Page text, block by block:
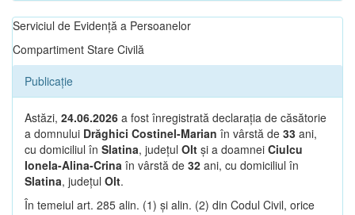
Serviciul de Evidență a Persoanelor
Compartiment Stare Civilă
Publicație
Astăzi, 24.06.2026 a fost înregistrată declarația de căsătorie
a domnului Drăghici Costinel-Marian în vârstă de 33 ani,
cu domiciliul în Slatina, județul Olt și a doamnei Ciulcu
Ionela-Alina-Crina în vârstă de 32 ani, cu domiciliul în
Slatina, județul Olt.
În temeiul art. 285 alin. (1) și alin. (2) din Codul Civil, orice